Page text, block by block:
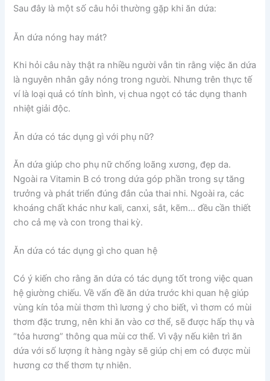
Sau đây là một số câu hỏi thường gặp khi ăn dứa:
Ăn dứa nóng hay mát?
Khi hỏi câu này thật ra nhiều người vẫn tin rằng việc ăn dứa
là nguyên nhân gây nóng trong người. Nhưng trên thực tế
ví là loại quả có tính bình, vị chua ngọt có tác dụng thanh
nhiệt giải độc.
Ăn dứa có tác dụng gì với phụ nữ?
Ăn dứa giúp cho phụ nữ chống loãng xương, đẹp da.
Ngoài ra Vitamin B có trong dứa góp phần trong sự tăng
trưởng và phát triển đúng đắn của thai nhi. Ngoài ra, các
khoáng chất khác như kali, canxi, sắt, kẽm… đều cần thiết
cho cả mẹ và con trong thai kỳ.
Ăn dứa có tác dụng gì cho quan hệ
Có ý kiến cho rằng ăn dứa có tác dụng tốt trong việc quan
hệ giường chiếu. Về vấn đề ăn dứa trước khi quan hệ giúp
vùng kín tỏa mùi thơm thì lương ý cho biết, vì thơm có mùi
thơm đặc trưng, nên khi ăn vào cơ thể, sẽ được hấp thụ và
“tỏa hương” thông qua mùi cơ thể. Vì vậy nếu kiên trì ăn
dứa với số lượng ít hàng ngày sẽ giúp chị em có được mùi
hương cơ thể thơm tự nhiên.